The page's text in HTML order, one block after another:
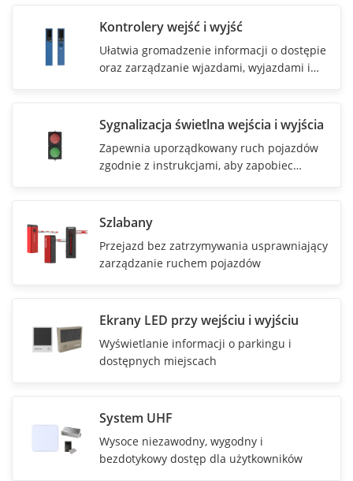
Kontrolery wejść i wyjść
Ułatwia gromadzenie informacji o dostępie
oraz zarządzanie wjazdami, wyjazdami i
Sygnalizacja świetlna wejścia i wyjścia
Zapewnia uporządkowany ruch pojazdów
zgodnie z instrukcjami, aby zapobiec
Szlabany
Przejazd bez zatrzymywania usprawniający
zarządzanie ruchem pojazdów
Ekrany LED przy wejściu i wyjściu
Wyświetlanie informacji o parkingu i
dostępnych miejscach
System UHF
Wysoce niezawodny, wygodny i
bezdotykowy dostęp dla użytkowników